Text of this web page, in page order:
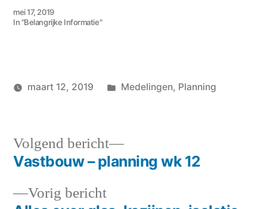
mei 17, 2019
In "Belangrijke Informatie"
maart 12, 2019
Geplaatst
Medelingen, Planning
Berichtnavigatie
Vorig berichtVorig
Volgend bericht
Volgend
bericht:
Vastbouw – planning wk 12